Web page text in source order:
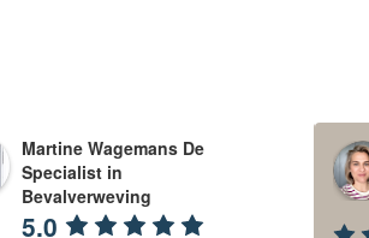
Martine Wagemans De
Specialist in
Bevalverweving
5.0
Emmy Klein Nagelvoort
11 months ago